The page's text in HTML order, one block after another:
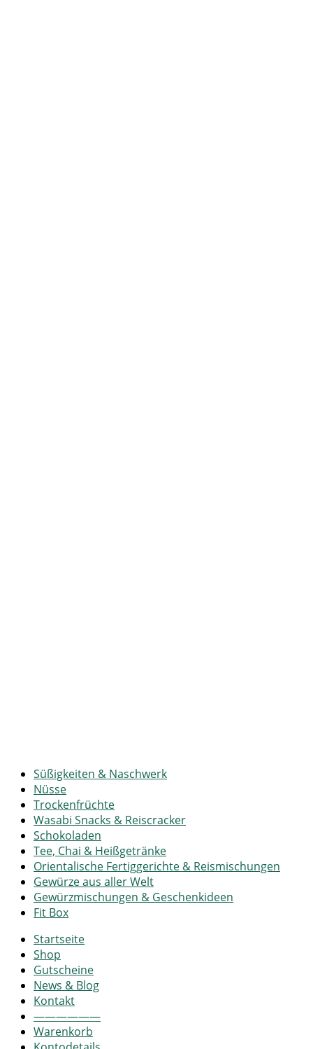
Süßigkeiten & Naschwerk
Nüsse
Trockenfrüchte
Wasabi Snacks & Reiscracker
Schokoladen
Tee, Chai & Heißgetränke
Orientalische Fertiggerichte & Reismischungen
Gewürze aus aller Welt
Gewürzmischungen & Geschenkideen
Fit Box
Startseite
Shop
Gutscheine
News & Blog
Kontakt
——————
Warenkorb